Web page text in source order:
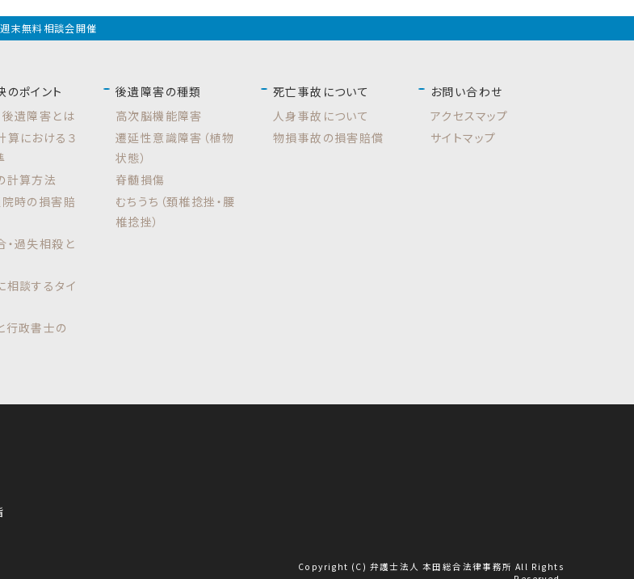
末無料相談会開催
のポイント
後遺障害とは
算における３
計算方法
院時の損害賠
・過失相殺と
相談するタイ
行政書士の
後遺障害の種類
高次脳機能障害
遷延性意識障害（植物
状態）
脊髄損傷
むちうち（頚椎捻挫・腰
椎捻挫）
死亡事故について
人身事故について
物損事故の損害賠償
お問い合わせ
アクセスマップ
サイトマップ
Copyright (C) 弁護士法人 本田総合法律事務所 All Rights